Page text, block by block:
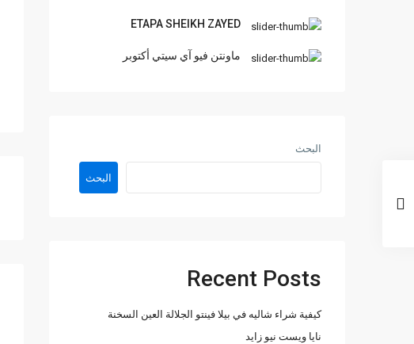
ETAPA SHEIKH ZAYED
ماونتن فيو آي سيتي أكتوبر
البحث
البحث
Recent Posts
كيفية شراء شاليه في بيلا فينتو الجلالة العين السخنة
نايا ويست نيو زايد